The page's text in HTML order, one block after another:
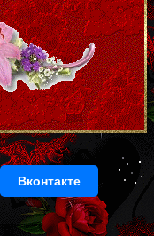
Вконтакте